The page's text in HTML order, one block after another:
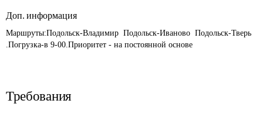
Доп. информация
Маршруты:Подольск-Владимир  Подольск-Иваново  Подольск-Тверь
.Погрузка-в 9-00.Приоритет - на постоянной основе
Требования